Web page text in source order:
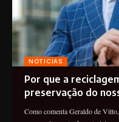
NOTICIAS
Por que a
preservação do
Como comenta Geraldo de